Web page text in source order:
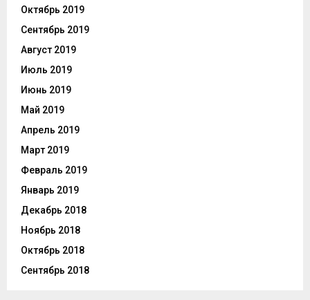
Октябрь 2019
Сентябрь 2019
Август 2019
Июль 2019
Июнь 2019
Май 2019
Апрель 2019
Март 2019
Февраль 2019
Январь 2019
Декабрь 2018
Ноябрь 2018
Октябрь 2018
Сентябрь 2018